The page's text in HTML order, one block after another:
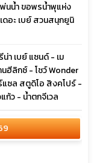
นน้ำ ขอพรน้ำพุแห่ง
ดอะ เบย์ สวนสนุกยูนิ
า เบย์ แซนด์ - เม
ฮีลิกซ์ - โชว์ Wonder
แซล สตูดิโอ สิงคโปร์ -
ก้ว - น้ำตกจีเวล